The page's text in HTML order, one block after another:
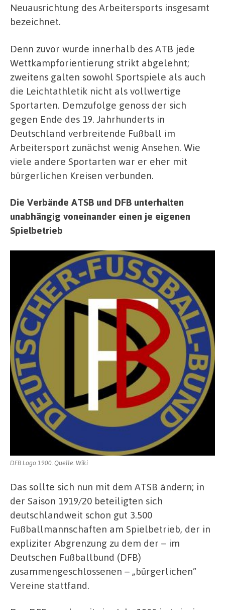
Neuausrichtung des Arbeitersports insgesamt
bezeichnet.
Denn zuvor wurde innerhalb des ATB jede
Wettkampforientierung strikt abgelehnt;
zweitens galten sowohl Sportspiele als auch
die Leichtathletik nicht als vollwertige
Sportarten. Demzufolge genoss der sich
gegen Ende des 19. Jahrhunderts in
Deutschland verbreitende Fußball im
Arbeitersport zunächst wenig Ansehen. Wie
viele andere Sportarten war er eher mit
bürgerlichen Kreisen verbunden.
Die Verbände ATSB und DFB unterhalten
unabhängig voneinander einen je eigenen
Spielbetrieb
DFB Logo 1900. Quelle: Wiki
Das sollte sich nun mit dem ATSB ändern; in
der Saison 1919/20 beteiligten sich
deutschlandweit schon gut 3.500
Fußballmannschaften am Spielbetrieb, der in
expliziter Abgrenzung zu dem der – im
Deutschen Fußballbund (DFB)
zusammengeschlossenen – „bürgerlichen“
Vereine stattfand.